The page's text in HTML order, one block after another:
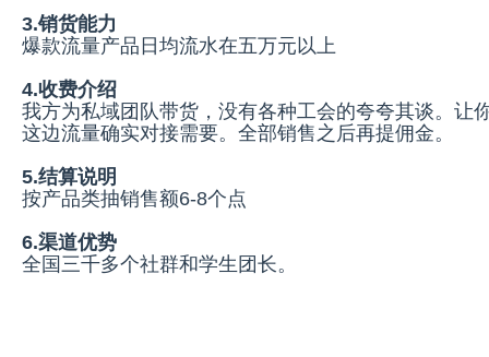
3.销货能力
爆款流量产品日均流水在五万元以上
4.收费介绍
我方为私域团队带货，没有各种工会的夸夸其谈。让
这边流量确实对接需要。全部销售之后再提佣金。
5.结算说明
按产品类抽销售额6-8个点
6.渠道优势
全国三千多个社群和学生团长。